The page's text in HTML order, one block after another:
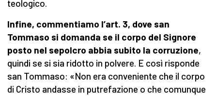
teologico.
Infine, commentiamo l’art. 3, dove san
Tommaso si domanda se il corpo del Signore
posto nel sepolcro abbia subito la corruzione,
quindi se si sia ridotto in polvere. E così risponde
san Tommaso: «Non era conveniente che il corpo
di Cristo andasse in putrefazione o che comunque